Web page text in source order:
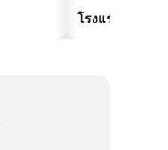
โรงแรมมีที่จอดรถ